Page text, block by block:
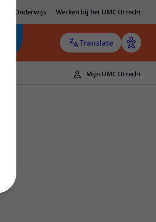
Onderwijs Werken bij het UMC Utrecht
Translate
Mijn UMC Utrecht